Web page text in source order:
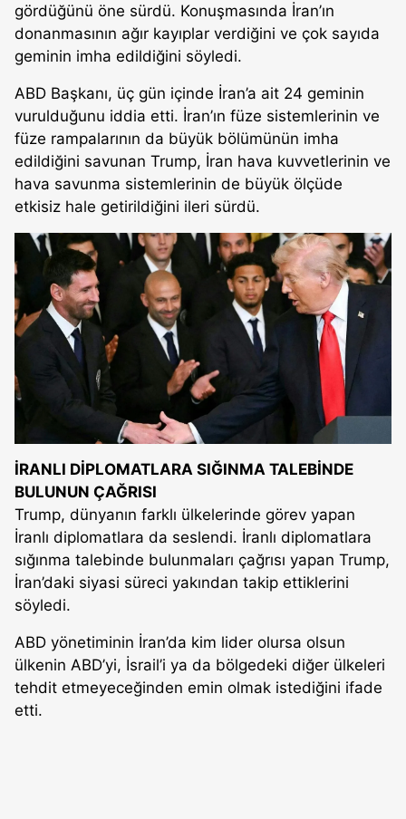
gördüğünü öne sürdü. Konuşmasında İran’ın
donanmasının ağır kayıplar verdiğini ve çok sayıda
geminin imha edildiğini söyledi.
ABD Başkanı, üç gün içinde İran’a ait 24 geminin
vurulduğunu iddia etti. İran’ın füze sistemlerinin ve
füze rampalarının da büyük bölümünün imha
edildiğini savunan Trump, İran hava kuvvetlerinin ve
hava savunma sistemlerinin de büyük ölçüde
etkisiz hale getirildiğini ileri sürdü.
İRANLI DİPLOMATLARA SIĞINMA TALEBİNDE
BULUNUN ÇAĞRISI
Trump, dünyanın farklı ülkelerinde görev yapan
İranlı diplomatlara da seslendi. İranlı diplomatlara
sığınma talebinde bulunmaları çağrısı yapan Trump,
İran’daki siyasi süreci yakından takip ettiklerini
söyledi.
ABD yönetiminin İran’da kim lider olursa olsun
ülkenin ABD’yi, İsrail’i ya da bölgedeki diğer ülkeleri
tehdit etmeyeceğinden emin olmak istediğini ifade
etti.